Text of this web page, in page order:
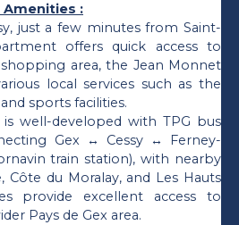
Amenities :
just a few minutes from Saint-
offers quick access to
area, the Jean Monnet
local services such as the
sports facilities.
well-developed with TPG bus
Gex ↔ Cessy ↔ Ferney-
train station), with nearby
Côte du Moralay, and Les Hauts
provide excellent access to
Pays de Gex area.